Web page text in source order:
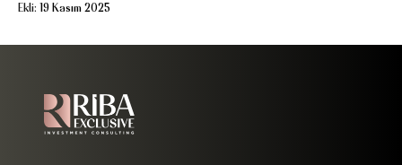
Ekli: 19 Kasım 2025